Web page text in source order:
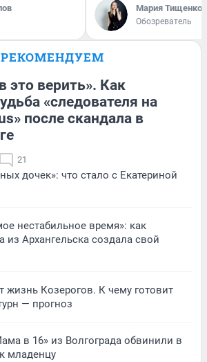
Мария Тищенко
Обозреватель
РЕКОМЕНДУЕМ
это верить». Как
«следователя на
после скандала в
21
дочек»: что стало с Екатериной
нестабильное время»: как
из Архангельска создала свой
жизнь Козерогов. К чему готовит
— прогноз
в 16» из Волгограда обвинили в
младенцу